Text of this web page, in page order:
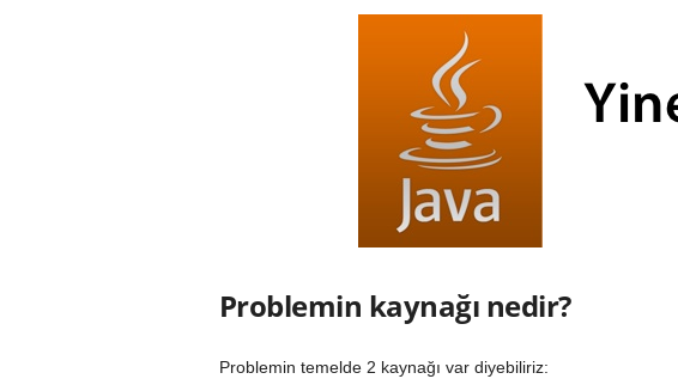
Problemin kaynağı nedir?
Problemin temelde 2 kaynağı var diyebiliriz: